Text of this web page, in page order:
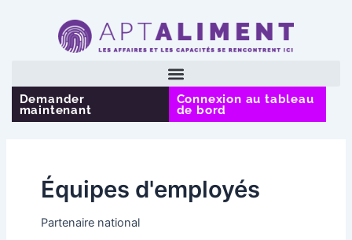
Demander
maintenant
Connexion au tableau
de bord
Équipes d'employés
Partenaire national
pagination